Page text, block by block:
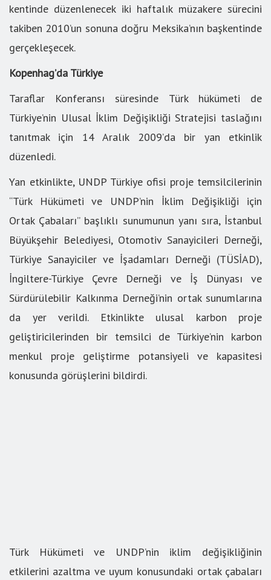
kentinde düzenlenecek iki haftalık müzakere sürecini
takiben 2010’un sonuna doğru Meksika’nın başkentinde
gerçekleşecek.
Kopenhag’da Türkiye
Taraflar Konferansı süresinde Türk hükümeti de
Türkiye’nin Ulusal İklim Değişikliği Stratejisi taslağını
tanıtmak için 14 Aralık 2009’da bir yan etkinlik
düzenledi.
Yan etkinlikte, UNDP Türkiye ofisi proje temsilcilerinin
“Türk Hükümeti ve UNDP’nin İklim Değişikliği için
Ortak Çabaları” başlıklı sunumunun yanı sıra, İstanbul
Büyükşehir Belediyesi, Otomotiv Sanayicileri Derneği,
Türkiye Sanayiciler ve İşadamları Derneği (TÜSİAD),
İngiltere-Türkiye Çevre Derneği ve İş Dünyası ve
Sürdürülebilir Kalkınma Derneği’nin ortak sunumlarına
da yer verildi. Etkinlikte ulusal karbon proje
geliştiricilerinden bir temsilci de Türkiye’nin karbon
menkul proje geliştirme potansiyeli ve kapasitesi
konusunda görüşlerini bildirdi.
Türk Hükümeti ve UNDP’nin iklim değişikliğinin
etkilerini azaltma ve uyum konusundaki ortak çabaları